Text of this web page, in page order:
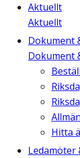
Aktuellt
Aktuellt
Dokument
Dokument
Hitta
Ledamöter